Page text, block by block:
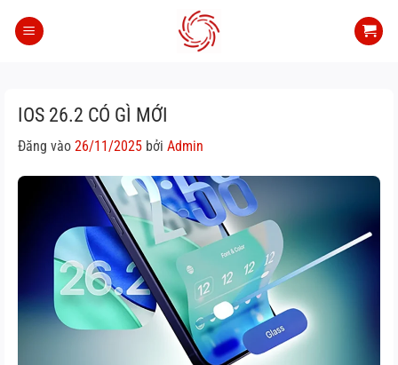
qua
IOS 26.2 CÓ GÌ MỚI
Đăng vào 26/11/2025 bởi Admin